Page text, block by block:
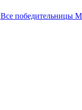
Все победительницы